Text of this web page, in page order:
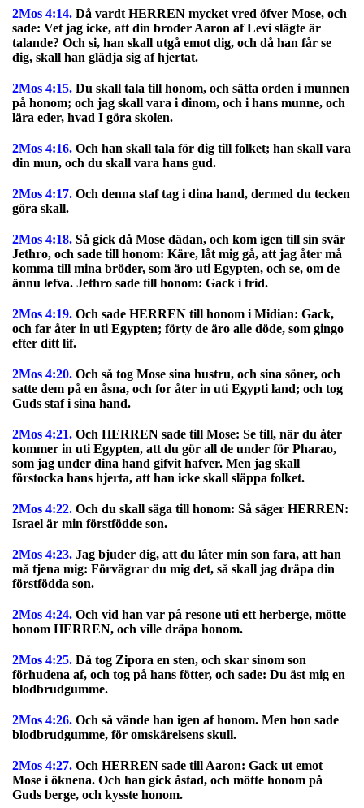
2Mos 4:14. Då vardt HERREN mycket vred öfver Mose, och
sade: Vet jag icke, att din broder Aaron af Levi slägte är
talande? Och si, han skall utgå emot dig, och då han får se
dig, skall han glädja sig af hjertat.
2Mos 4:15. Du skall tala till honom, och sätta orden i munnen
på honom; och jag skall vara i dinom, och i hans munne, och
lära eder, hvad I göra skolen.
2Mos 4:16. Och han skall tala för dig till folket; han skall vara
din mun, och du skall vara hans gud.
2Mos 4:17. Och denna staf tag i dina hand, dermed du tecken
göra skall.
2Mos 4:18. Så gick då Mose dädan, och kom igen till sin svär
Jethro, och sade till honom: Käre, låt mig gå, att jag åter må
komma till mina bröder, som äro uti Egypten, och se, om de
ännu lefva. Jethro sade till honom: Gack i frid.
2Mos 4:19. Och sade HERREN till honom i Midian: Gack,
och far åter in uti Egypten; förty de äro alle döde, som gingo
efter ditt lif.
2Mos 4:20. Och så tog Mose sina hustru, och sina söner, och
satte dem på en åsna, och for åter in uti Egypti land; och tog
Guds staf i sina hand.
2Mos 4:21. Och HERREN sade till Mose: Se till, när du åter
kommer in uti Egypten, att du gör all de under för Pharao,
som jag under dina hand gifvit hafver. Men jag skall
förstocka hans hjerta, att han icke skall släppa folket.
2Mos 4:22. Och du skall säga till honom: Så säger HERREN:
Israel är min förstfödde son.
2Mos 4:23. Jag bjuder dig, att du låter min son fara, att han
må tjena mig: Förvägrar du mig det, så skall jag dräpa din
förstfödda son.
2Mos 4:24. Och vid han var på resone uti ett herberge, mötte
honom HERREN, och ville dräpa honom.
2Mos 4:25. Då tog Zipora en sten, och skar sinom son
förhudena af, och tog på hans fötter, och sade: Du äst mig en
blodbrudgumme.
2Mos 4:26. Och så vände han igen af honom. Men hon sade
blodbrudgumme, för omskärelsens skull.
2Mos 4:27. Och HERREN sade till Aaron: Gack ut emot
Mose i öknena. Och han gick åstad, och mötte honom på
Guds berge, och kysste honom.